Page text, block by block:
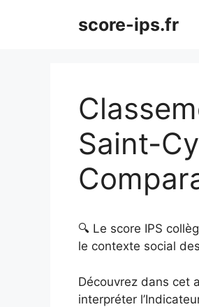
score-ips.fr
Saint-
🔍 Le score IPS
le contexte social
Découvrez dans cet
interpréter